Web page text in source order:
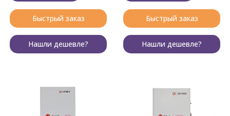
Быстрый заказ
Нашли дешевле?
Быстрый заказ
Нашли дешевле?